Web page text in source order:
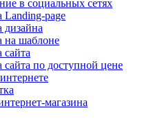
в социальных сетях
Landing-page
дизайна
на шаблоне
сайта
сайта по доступной цене
магазина